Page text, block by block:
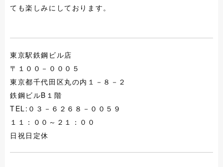
ても楽しみにしております。
東京駅鉄鋼ビル店
〒１００－０００５
東京都千代田区丸の内１－８－２
鉄鋼ビルB１階
TEL:０３－６２６８－００５９
１１：００～２１：００
日祝日定休